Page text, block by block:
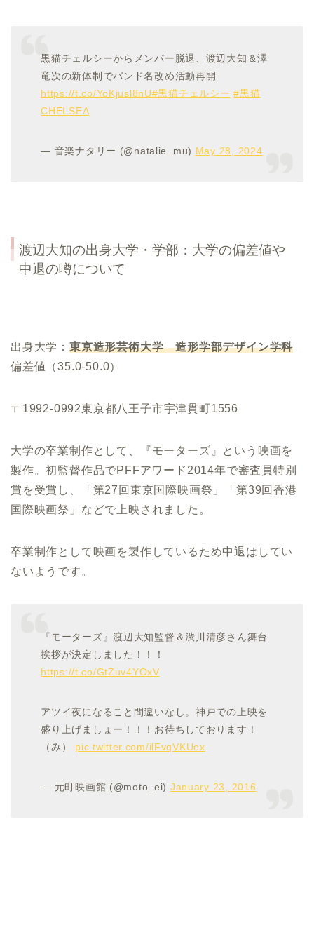
黒猫チェルシーからメンバー脱退、渡辺大知＆澤
竜次の新体制でバンド名改め活動再開
https://t.co/YoKjusl8nU#黒猫チェルシー #黒猫
CHELSEA
— 音楽ナタリー (@natalie_mu) May 28, 2024
渡辺大知の出身大学・学部：大学の偏差値や
中退の噂について
出身大学： 東京造形芸術大学 造形学部デザイン学科
偏差値（35.0-50.0）
〒1992-0992東京都八王子市宇津貫町1556
大学の卒業制作として、『モーターズ』という映画を
製作。初監督作品でPFFアワード2014年で審査員特別
賞を受賞し、「第27回東京国際映画祭」「第39回香港
国際映画祭」などで上映されました。
卒業制作として映画を製作しているため中退はしてい
ないようです。
『モーターズ』渡辺大知監督＆渋川清彦さん舞台
挨拶が決定しました！！！
https://t.co/GtZuv4YOxV
アツイ夜になること間違いなし。神戸での上映を
盛り上げましょー！！！お待ちしております！
（み） pic.twitter.com/ilFvqVKUex
— 元町映画館 (@moto_ei) January 23, 2016